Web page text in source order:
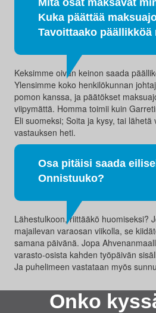
Kuka päättää
Tavoittaako päällikköä
Keksimme oivan keinon saada
Ylensimme koko henkilökunnan
pomon kanssa, ja päätökset
viipymättä. Homma toimii kuin
Eli suomeksi; Soita ja kysy, tai
vastauksen heti.
Osa pitäisi saada
Onnistuuko?
Lähestulkoon, riittääkö huomiseksi?
majailevan varaosan viikolla, se
samana päivänä. Jopa
varasto-osista kahden työpäivän
Ja puhelimeen vastataan myös
Onko